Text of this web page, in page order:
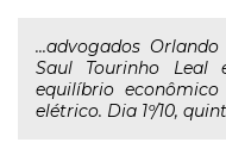
...advogados
Saul Tourinho Leal
equilíbrio
elétrico. Dia 1º/10,